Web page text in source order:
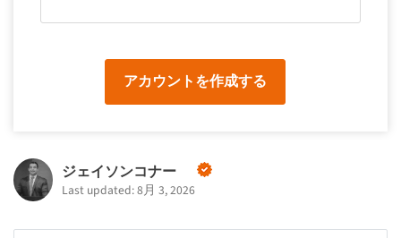
アカウントを作成する
ジェイソンコナー
Last updated: 8月 3, 2026